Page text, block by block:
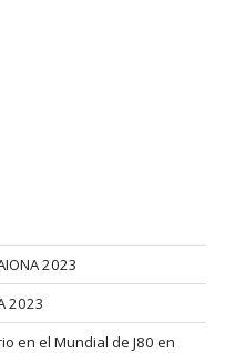
2023
2023
en el Mundial de J80 en